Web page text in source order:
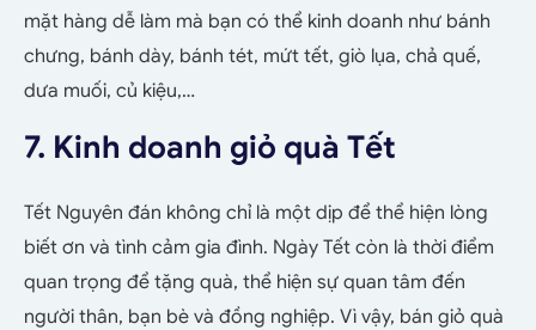
mặt hàng dễ làm mà bạn có thể kinh doanh như bánh
chưng, bánh dày, bánh tét, mứt tết, giò lụa, chả quế,
dưa muối, củ kiệu,…
7. Kinh doanh giỏ quà Tết
Tết Nguyên đán không chỉ là một dịp để thể hiện lòng
biết ơn và tình cảm gia đình. Ngày Tết còn là thời điểm
quan trọng để tặng quà, thể hiện sự quan tâm đến
người thân, bạn bè và đồng nghiệp. Vì vậy, bán giỏ quà